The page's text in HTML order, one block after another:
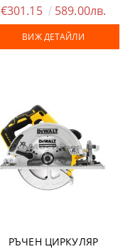
€301.15 589.00лв.
ВИЖ ДЕТАЙЛИ
РЪЧЕН ЦИРКУЛЯР